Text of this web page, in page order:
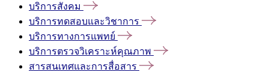
บริการสังคม
บริการทดสอบและวิชาการ
บริการทางการแพทย์
บริการตรวจวิเคราะห์คุณภาพ
สารสนเทศและการสื่อสาร